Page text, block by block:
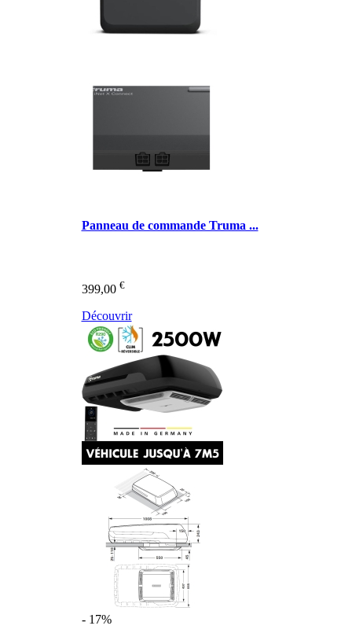
Panneau de commande Truma ...
399,00 €
Découvrir
- 17%